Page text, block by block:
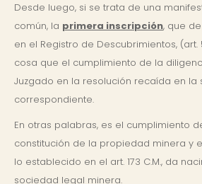
Desde luego, si se trata de una
común, la primera inscripción, que
en el Registro de Descubrimientos, (art.
cosa que el cumplimiento de la
Juzgado en la resolución recaída en la
correspondiente.
En otras palabras, es el cumplimiento
constitución de la propiedad minera y
lo establecido en el art. 173 C.M., da
sociedad legal minera.